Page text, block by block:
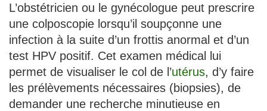
L’obstétricien ou le gynécologue peut prescrire
une colposcopie lorsqu’il soupçonne une
infection à la suite d’un frottis anormal et d’un
test HPV positif. Cet examen médical lui
permet de visualiser le col de l’utérus, d’y faire
les prélèvements nécessaires (biopsies), de
demander une recherche minutieuse en